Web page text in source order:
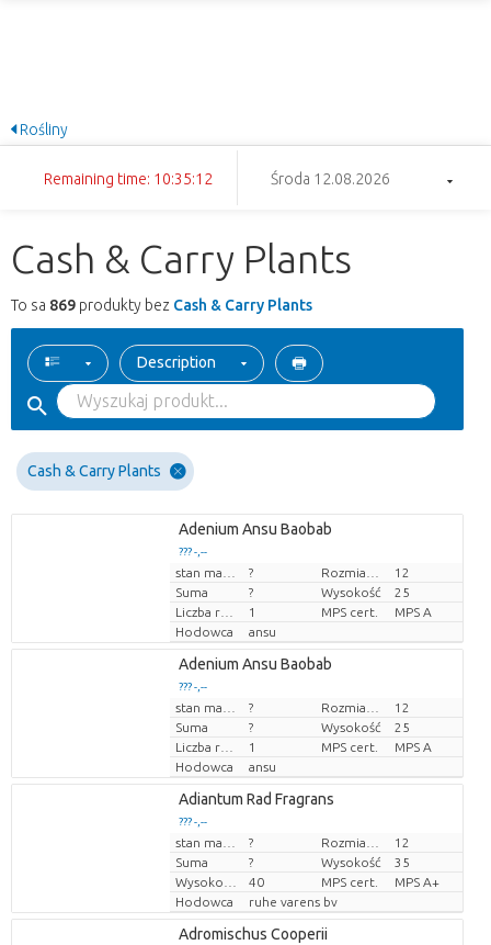
Rośliny
Remaining time: 10:35:12 Środa 12.08.2026
Cash & Carry Plants
To sa 869 produkty bez Cash & Carry Plants
Description
Cash & Carry Plants
Adenium Ansu Baobab
??? -,--
Cena za sztukę
?
12
Suma
? Wysokość
25
Liczba roślin/doniczkę
1 MPS cert.
MPS A
Hodowca
ansu
Adenium Ansu Baobab
??? -,--
Cena za sztukę
?
12
Suma
? Wysokość
25
Liczba roślin/doniczkę
1 MPS cert.
MPS A
Hodowca
ansu
Adiantum Rad Fragrans
??? -,--
Cena za sztukę
?
12
Suma
? Wysokość
35
40 MPS cert.
MPS A+
Hodowca
ruhe varens bv
Adromischus Cooperii